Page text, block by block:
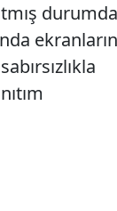
ekranların